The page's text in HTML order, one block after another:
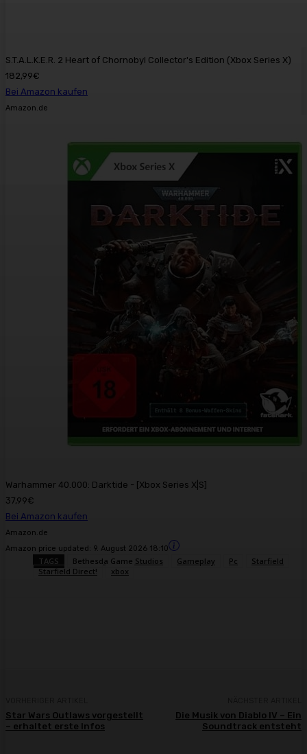
S.T.A.L.K.E.R. 2 Heart of Chornobyl Collector's Edition (Xbox Series X)
182,99€
Bei Amazon kaufen
Amazon.de
Warhammer 40.000: Darktide - [Xbox Series X|S]
37,99€
Bei Amazon kaufen
Amazon.de
Amazon price updated: 9. August 2026 18:10
TAGS Bethesda Game Studios Gameplay Pc
Starfield
Starfield Direct!
xbox
Star Wars Outlaws vorgestellt
– erhaltet erste Infos
Die Musik von Diablo IV – Ein
Soundtrack entsteht